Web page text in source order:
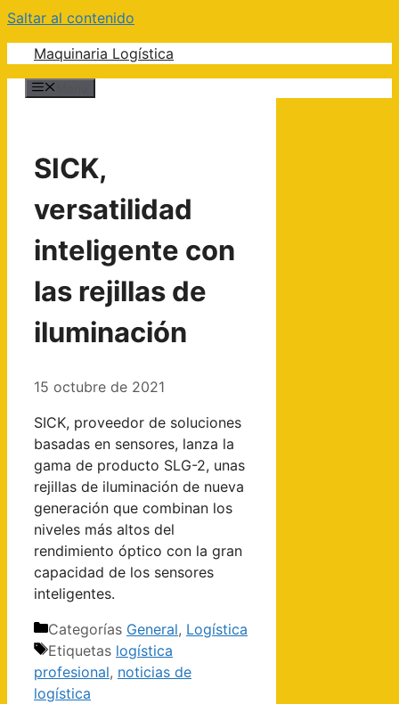
Saltar al contenido
Maquinaria Logística
SICK,
versatilidad
inteligente con
las rejillas de
iluminación
15 octubre de 2021
SICK, proveedor de soluciones
basadas en sensores, lanza la
gama de producto SLG-2, unas
rejillas de iluminación de nueva
generación que combinan los
niveles más altos del
rendimiento óptico con la gran
capacidad de los sensores
inteligentes.
Categorías General, Logística
Etiquetas logística
profesional, noticias de
logística